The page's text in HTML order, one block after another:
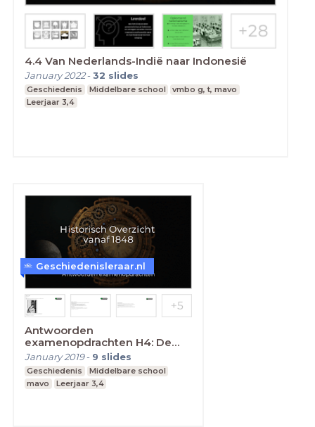
4.4 Van Nederlands-Indië naar Indonesië
January 2022-32 slides
Geschiedenis Middelbare school
vmbo g, t, mavo
Leerjaar 3,4
Antwoorden
examenopdrachten H4: De
Tweede Wereldoorlog
January 2019- 9 slides
Geschiedenis
Middelbare school
mavo
Leerjaar 3,4
Geschiedenisleraar.nl